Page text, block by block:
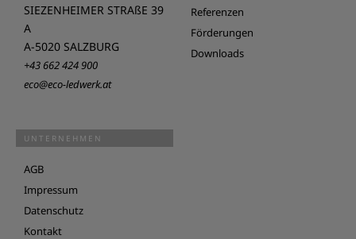
SIEZENHEIMER STRAßE 39
A
A-5020 SALZBURG
+43 662 424 900
eco@eco-ledwerk.at
Referenzen
Förderungen
Downloads
UNTERNEHMEN
AGB
Impressum
Datenschutz
Kontakt